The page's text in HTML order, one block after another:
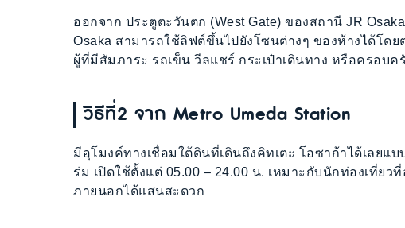
ออกจาก ประตูตะวันตก (West Gate) ของสถานี JR
Osaka สามารถใช้ลิฟต์ขึ้นไปยังโซนต่างๆ ของห้างได้โดย
ผู้ที่มีสัมภาระ รถเข็น วีลแชร์ กระเป๋าเดินทาง หรือครอบค
วิธีที่2 จาก Metro Umeda Station
มีอุโมงค์ทางเชื่อมใต้ดินที่เดินถึงคิทเตะ โอซาก้าได้เลยแ
ร่ม เปิดใช้ตั้งแต่ 05.00 – 24.00 น. เหมาะกับนักท่องเที่ย
ภายนอกได้แสนสะดวก